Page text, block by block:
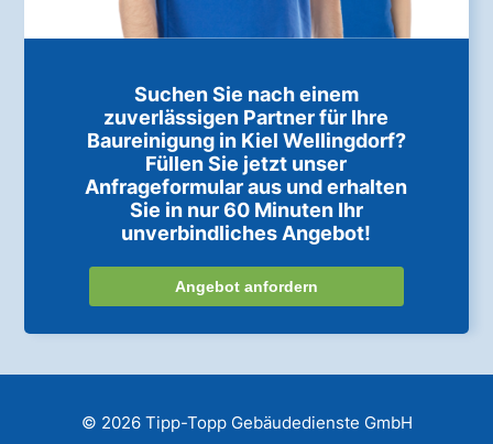
Suchen Sie nach einem
zuverlässigen Partner für Ihre
Baureinigung in Kiel Wellingdorf?
Füllen Sie jetzt unser
Anfrageformular aus und erhalten
Sie in nur 60 Minuten Ihr
unverbindliches Angebot!
Angebot anfordern
© 2026 Tipp-Topp Gebäudedienste GmbH